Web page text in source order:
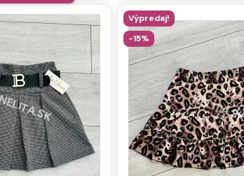
Výpredaj!
-15%